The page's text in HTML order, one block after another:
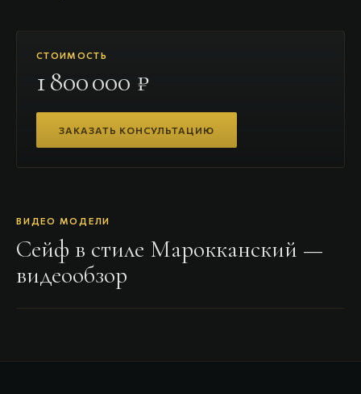
СТОИМОСТЬ
1 800 000 ₽
ЗАКАЗАТЬ КОНСУЛЬТАЦИЮ
ВИДЕО МОДЕЛИ
Сейф в стиле Марокканский —
видеообзор